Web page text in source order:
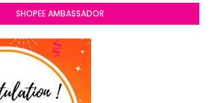
SHOPEE AMBASSADOR